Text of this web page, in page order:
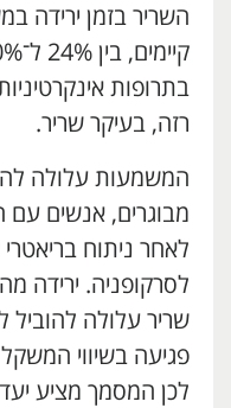
השריר בזמן ירידה
בתרופות
רזה, בעיקר שריר.
המשמעות עלולה
מבוגרים, אנשים עם
לאחר ניתוח
לסרקופניה. ירידה
שריר עלולה להוביל
פגיעה בשיווי
לכן המסמך מציע